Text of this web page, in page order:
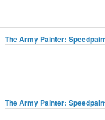
The Army Painter:
The Army Painter: